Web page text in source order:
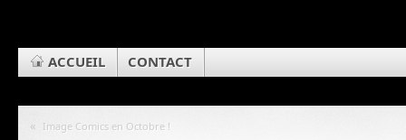
ACCUEIL CONTACT
« Image Comics en Octobre !